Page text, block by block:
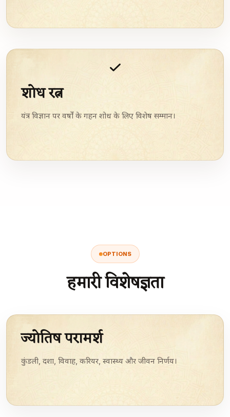
शोध रत्न
यंत्र विज्ञान पर वर्षों के गहन शोध के लिए विशेष सम्मान।
OPTIONS
हमारी विशेषज्ञता
ज्योतिष परामर्श
कुंडली, दशा, विवाह, करियर, स्वास्थ्य और जीवन निर्णय।